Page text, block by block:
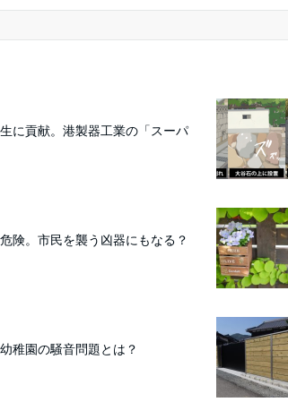
に貢献。港製器工業の「スーパ
険。市民を襲う凶器にもなる？
稚園の騒音問題とは？